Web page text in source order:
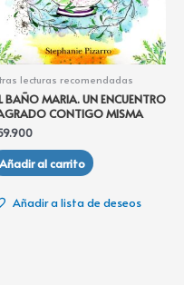
lecturas recomendadas
BAÑO MARIA. UN ENCUENTRO
CONTIGO MISMA
al carrito
Añadir a lista de deseos